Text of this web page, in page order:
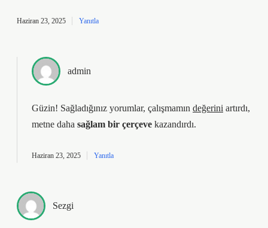
Haziran 23, 2025 Yanıtla
admin
Güzin! Sağladığınız yorumlar, çalışmamın değerini artırdı,
metne daha sağlam bir çerçeve kazandırdı.
Haziran 23, 2025 Yanıtla
Sezgi